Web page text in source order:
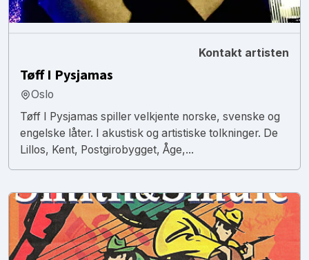
Kontakt artisten
Tøff I Pysjamas
Oslo
Tøff I Pysjamas spiller velkjente norske, svenske og
engelske låter. I akustisk og artistiske tolkninger. De
Lillos, Kent, Postgirobygget, Åge,...